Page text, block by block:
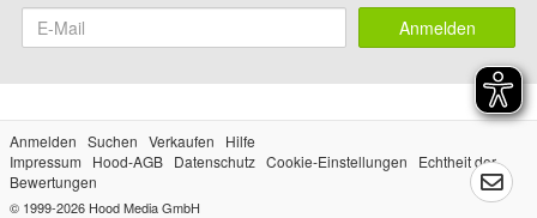
Anmelden
Anmelden Suchen Verkaufen
Hilfe
Impressum
Hood-AGB Datenschutz Cookie-Einstellungen
Echtheit der
Bewertungen
© 1999-2026 Hood Media GmbH